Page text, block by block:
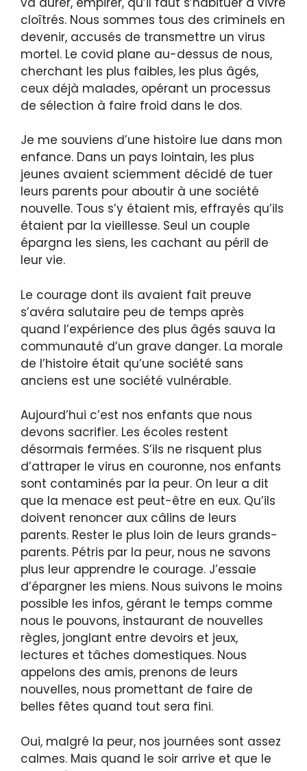
cloîtrés. Nous sommes tous des criminels en
devenir, accusés de transmettre un virus
mortel. Le covid plane au-dessus de nous,
cherchant les plus faibles, les plus âgés,
ceux déjà malades, opérant un processus
de sélection à faire froid dans le dos.
Je me souviens d’une histoire lue dans mon
enfance. Dans un pays lointain, les plus
jeunes avaient sciemment décidé de tuer
leurs parents pour aboutir à une société
nouvelle. Tous s’y étaient mis, effrayés qu’ils
étaient par la vieillesse. Seul un couple
épargna les siens, les cachant au péril de
leur vie.
Le courage dont ils avaient fait preuve
s’avéra salutaire peu de temps après
quand l’expérience des plus âgés sauva la
communauté d’un grave danger. La morale
de l’histoire était qu’une société sans
anciens est une société vulnérable.
Aujourd’hui c’est nos enfants que nous
devons sacrifier. Les écoles restent
désormais fermées. S’ils ne risquent plus
d’attraper le virus en couronne, nos enfants
sont contaminés par la peur. On leur a dit
que la menace est peut-être en eux. Qu’ils
doivent renoncer aux câlins de leurs
parents. Rester le plus loin de leurs grands-
parents. Pétris par la peur, nous ne savons
plus leur apprendre le courage. J’essaie
d’épargner les miens. Nous suivons le moins
possible les infos, gérant le temps comme
nous le pouvons, instaurant de nouvelles
règles, jonglant entre devoirs et jeux,
lectures et tâches domestiques. Nous
appelons des amis, prenons de leurs
nouvelles, nous promettant de faire de
belles fêtes quand tout sera fini.
Oui, malgré la peur, nos journées sont assez
calmes. Mais quand le soir arrive et que le